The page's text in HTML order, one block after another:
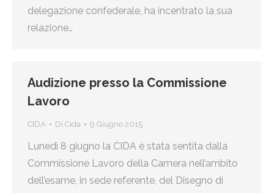
delegazione confederale, ha incentrato la sua
relazione…
Audizione presso la Commissione
Lavoro
CIDA Di Cida 9 Giugno 2015
Lunedì 8 giugno la CIDA è stata sentita dalla
Commissione Lavoro della Camera nell’ambito
dell’esame, in sede referente, del Disegno di